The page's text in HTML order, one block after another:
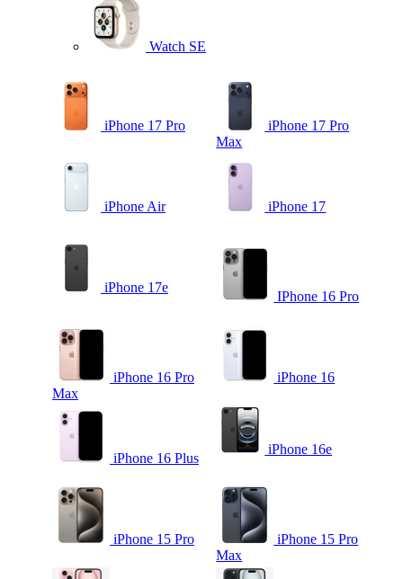
Watch SE
iPhone 17 Pro
iPhone 17 Pro
Max
iPhone Air iPhone 17
iPhone 17e
IPhone 16 Pro
iPhone 16 Pro
Max
iPhone 16
iPhone 16 Plus
iPhone 16e
iPhone 15 Pro
iPhone 15 Pro
Max